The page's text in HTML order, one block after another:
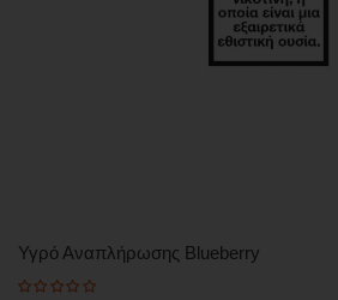
Υγρό Αναπλήρωσης Blueberry